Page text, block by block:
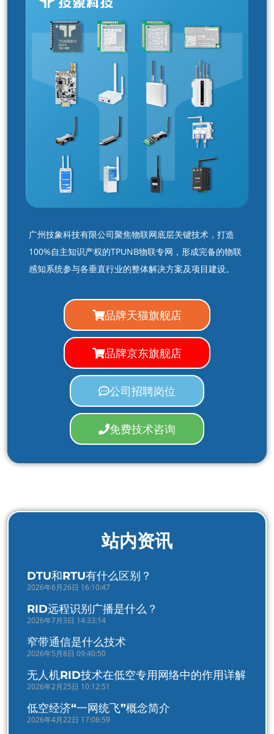
广州技象科技有限公司聚焦物联网底层关键技术，打造
100%自主知识产权的TPUNB物联专网，形成完备的物联
感知系统参与各垂直行业的整体解决方案及项目建设。
品牌天猫旗舰店
品牌京东旗舰店
公司招聘岗位
免费技术咨询
站内资讯
DTU和RTU有什么区别？
2026年6月26日 16:10:47
RID远程识别广播是什么？
2026年7月3日 14:33:14
窄带通信是什么技术
2026年5月8日 09:40:50
无人机RID技术在低空专用网络中的作用详解
2026年2月25日 10:12:51
低空经济“一网统飞”概念简介
2026年4月22日 17:06:59